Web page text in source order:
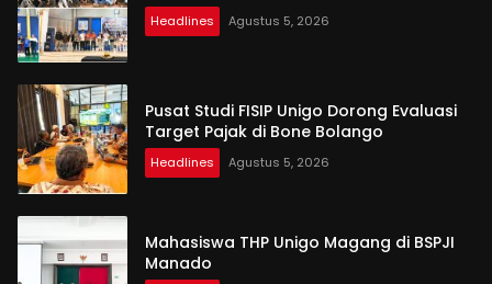
Headlines Agustus 5, 2026
Pusat Studi FISIP Unigo Dorong Evaluasi
Target Pajak di Bone Bolango
Headlines Agustus 5, 2026
Mahasiswa THP Unigo Magang di BSPJI
Manado